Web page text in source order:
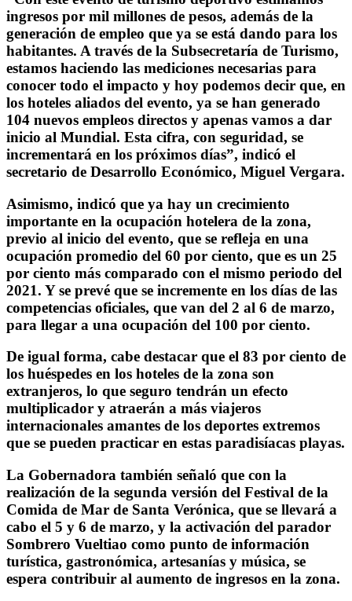
ingresos por mil millones de pesos, además de la
generación de empleo que ya se está dando para los
habitantes. A través de la Subsecretaría de Turismo,
estamos haciendo las mediciones necesarias para
conocer todo el impacto y hoy podemos decir que, en
los hoteles aliados del evento, ya se han generado
104 nuevos empleos directos y apenas vamos a dar
inicio al Mundial. Esta cifra, con seguridad, se
incrementará en los próximos días”, indicó el
secretario de Desarrollo Económico, Miguel Vergara.
Asimismo, indicó que ya hay un crecimiento
importante en la ocupación hotelera de la zona,
previo al inicio del evento, que se refleja en una
ocupación promedio del 60 por ciento, que es un 25
por ciento más comparado con el mismo periodo del
2021. Y se prevé que se incremente en los días de las
competencias oficiales, que van del 2 al 6 de marzo,
para llegar a una ocupación del 100 por ciento.
De igual forma, cabe destacar que el 83 por ciento de
los huéspedes en los hoteles de la zona son
extranjeros, lo que seguro tendrán un efecto
multiplicador y atraerán a más viajeros
internacionales amantes de los deportes extremos
que se pueden practicar en estas paradisíacas playas.
La Gobernadora también señaló que con la
realización de la segunda versión del Festival de la
Comida de Mar de Santa Verónica, que se llevará a
cabo el 5 y 6 de marzo, y la activación del parador
Sombrero Vueltiao como punto de información
turística, gastronómica, artesanías y música, se
espera contribuir al aumento de ingresos en la zona.